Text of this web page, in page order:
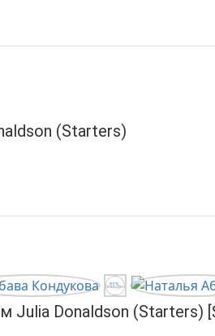
(Starters)
Julia Donaldson (Starters)